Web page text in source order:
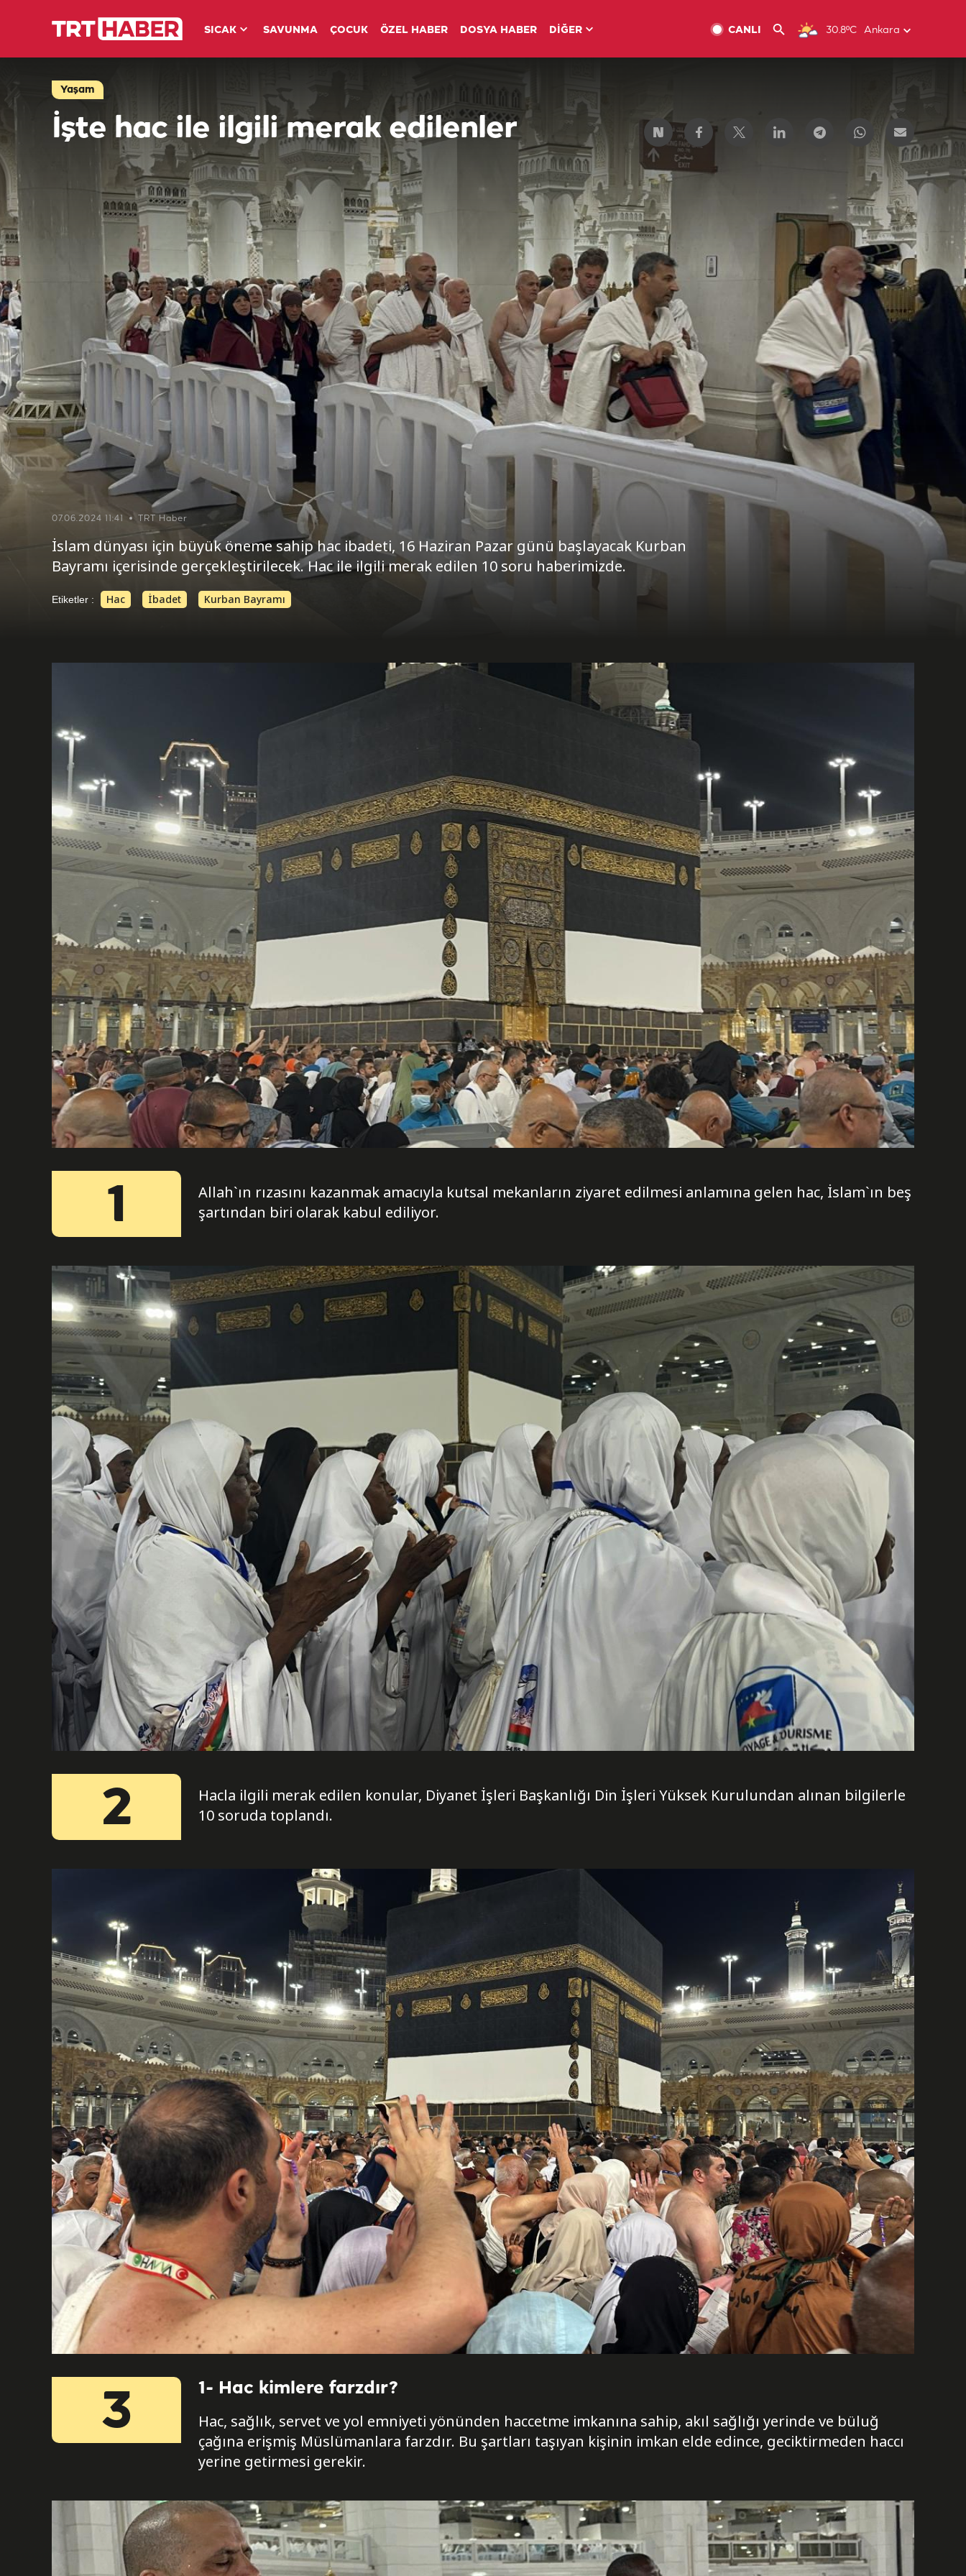
SICAK SAVUNMA ÇOCUK ÖZEL HABER DOSYA HABER DİĞER 30.8ºC Ankara
CANLI
Yaşam
İşte hac ile ilgili merak edilenler
07.06.2024 11:41 TRT Haber
İslam dünyası için büyük öneme sahip hac ibadeti, 16 Haziran Pazar günü başlayacak Kurban
Bayramı içerisinde gerçekleştirilecek. Hac ile ilgili merak edilen 10 soru haberimizde.
Etiketler : Hac İbadet Kurban Bayramı
1
Allah`ın rızasını kazanmak amacıyla kutsal mekanların ziyaret edilmesi anlamına gelen hac, İslam`ın beş
şartından biri olarak kabul ediliyor.
2
Hacla ilgili merak edilen konular, Diyanet İşleri Başkanlığı Din İşleri Yüksek Kurulundan alınan bilgilerle
10 soruda toplandı.
3 1- Hac kimlere farzdır?
Hac, sağlık, servet ve yol emniyeti yönünden haccetme imkanına sahip, akıl sağlığı yerinde ve büluğ
çağına erişmiş Müslümanlara farzdır. Bu şartları taşıyan kişinin imkan elde edince, geciktirmeden haccı
yerine getirmesi gerekir.